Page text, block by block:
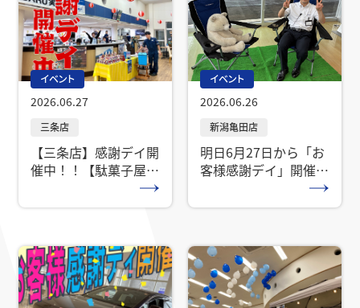
イベント
2026.06.27
【三条店】感謝デイ開
催中！！【駄菓子屋ス
イベント
2026.06.26
明日6月27日から「お
客様感謝デイ」開催で